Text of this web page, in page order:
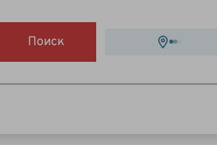
Поиск